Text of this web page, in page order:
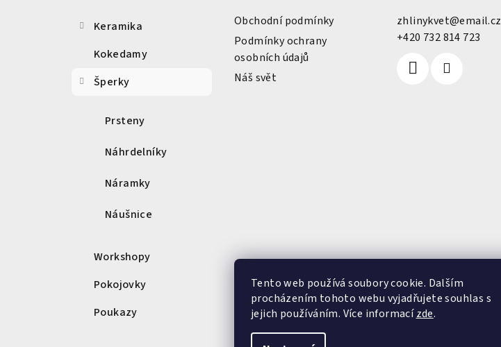
Tento web používá soubory cookie. Dalším
procházením tohoto webu vyjadřujete souhlas s
jejich používáním. Více informacízde.
Keramika
Kokedamy
Šperky
Prsteny
Náhrdelníky
Náramky
Náušnice
Workshopy
Pokojovky
Poukazy
Obchodní podmínky
Podmínky ochrany
osobních údajů
Náš svět
zhlinykvet@email.cz
+420 732 814 723